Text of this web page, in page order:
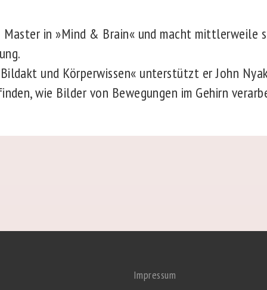
in »Mind & Brain« und macht mittlerweile
und Körperwissen« unterstützt er John
wie Bilder von Bewegungen im Gehirn
Impressum